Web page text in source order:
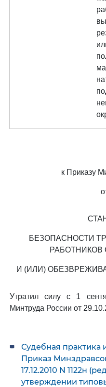
к Приказу
БЕЗОПАСНОСТИ
И (ИЛИ)
Утратил силу с 1
Минтруда России от
Судебная практика
Приказ
17.12.2010 N 1122н
утверждении